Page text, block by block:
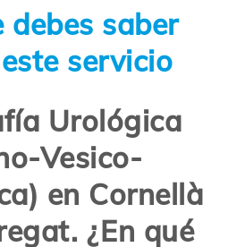
debes saber
servicio
Urológica
Vesico-
en Cornellà
¿En qué